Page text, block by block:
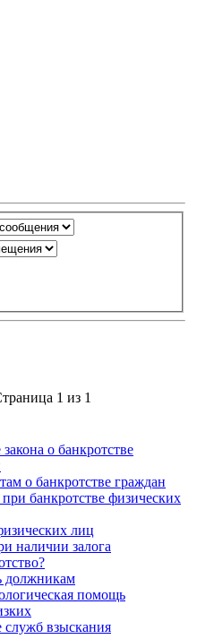
1 из 1
о банкротстве
о банкротстве граждан
банкротстве физических
лиц
наличии залога
должникам
помощь
взыскания